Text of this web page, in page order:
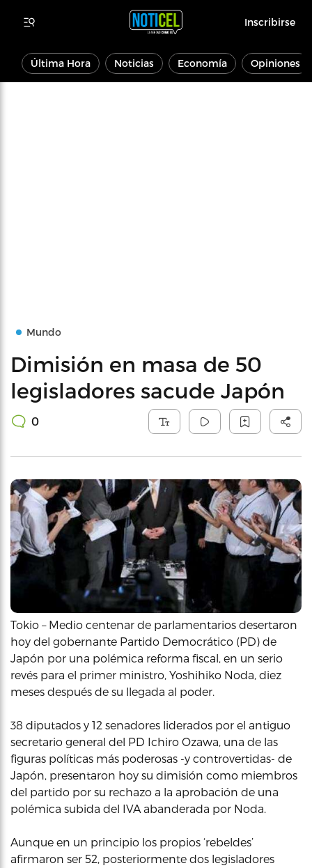
Inscribirse
Última Hora Noticias Economía Opiniones
Mundo
Dimisión en masa de 50
legisladores sacude Japón
0
Tokio – Medio centenar de parlamentarios desertaron
hoy del gobernante Partido Democrático (PD) de
Japón por una polémica reforma fiscal, en un serio
revés para el primer ministro, Yoshihiko Noda, diez
meses después de su llegada al poder.
38 diputados y 12 senadores liderados por el antiguo
secretario general del PD Ichiro Ozawa, una de las
figuras políticas más poderosas -y controvertidas- de
Japón, presentaron hoy su dimisión como miembros
del partido por su rechazo a la aprobación de una
polémica subida del IVA abanderada por Noda.
Aunque en un principio los propios ‘rebeldes’
afirmaron ser 52, posteriormente dos legisladores